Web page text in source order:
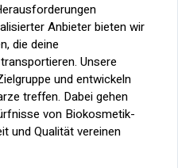
Anbieter bieten wir
die deine
Unsere
und entwickeln
treffen. Dabei gehen
von Biokosmetik-
und Qualität vereinen